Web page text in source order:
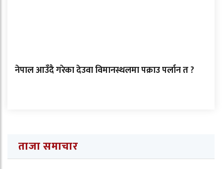
नेपाल आउँदै गरेका देउवा विमानस्थलमा पक्राउ पर्लान त ?
ताजा समाचार